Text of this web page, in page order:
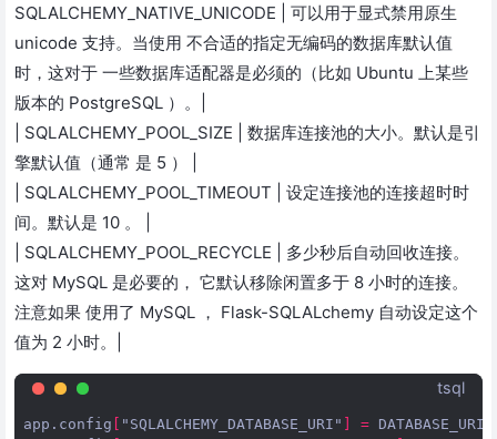
SQLALCHEMY_NATIVE_UNICODE | 可以用于显式禁用原生
unicode 支持。当使用 不合适的指定无编码的数据库默认值
时，这对于 一些数据库适配器是必须的（比如 Ubuntu 上某些
版本的 PostgreSQL ）。|
| SQLALCHEMY_POOL_SIZE | 数据库连接池的大小。默认是引
擎默认值（通常 是 5 ） |
| SQLALCHEMY_POOL_TIMEOUT | 设定连接池的连接超时时
间。默认是 10 。 |
| SQLALCHEMY_POOL_RECYCLE | 多少秒后自动回收连接。
这对 MySQL 是必要的， 它默认移除闲置多于 8 小时的连接。
注意如果 使用了 MySQL ， Flask-SQLALchemy 自动设定这个
值为 2 小时。|
tsql
app . config "SQLALCHEMY_DATABASE_URI" = DATABASE_URI